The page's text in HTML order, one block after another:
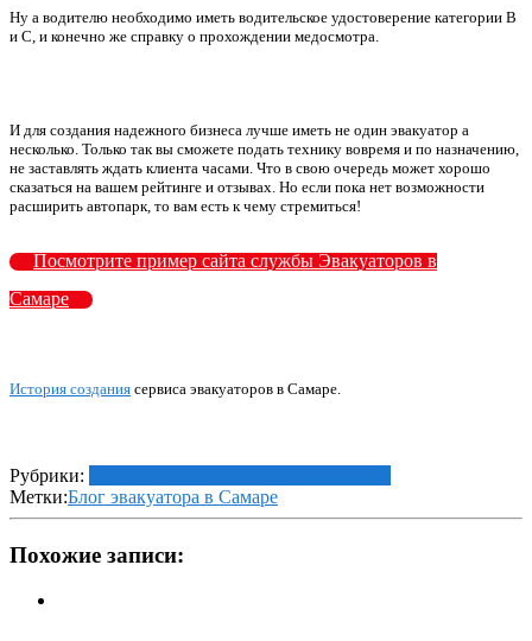
Ну а водителю необходимо иметь водительское удостоверение категории В
и С, и конечно же справку о прохождении медосмотра.
И для создания надежного бизнеса лучше иметь не один эвакуатор а
несколько. Только так вы сможете подать технику вовремя и по назначению,
не заставлять ждать клиента часами. Что в свою очередь может хорошо
сказаться на вашем рейтинге и отзывах. Но если пока нет возможности
расширить автопарк, то вам есть к чему стремиться!
Посмотрите пример сайта службы Эвакуаторов в
Самаре
История создания сервиса эвакуаторов в Самаре.
Рубрики:
Метки:Блог эвакуатора в Самаре
Похожие записи: